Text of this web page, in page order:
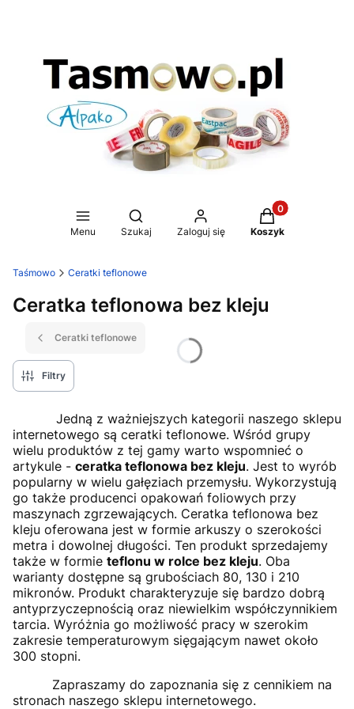
Menu
Otwórz wyszukiwarkę
Szukaj Zaloguj się
Produkty w
Koszyk
Taśmowo Ceratki teflonowe
Ceratka teflonowa bez kleju
Ceratki teflonowe
Filtry
Jedną z ważniejszych kategorii naszego sklepu
internetowego są ceratki teflonowe. Wśród grupy
wielu produktów z tej gamy warto wspomnieć o
artykule - ceratka teflonowa bez kleju. Jest to wyrób
popularny w wielu gałęziach przemysłu. Wykorzystują
go także producenci opakowań foliowych przy
maszynach zgrzewających. Ceratka teflonowa bez
kleju oferowana jest w formie arkuszy o szerokości
metra i dowolnej długości. Ten produkt sprzedajemy
także w formie teflonu w rolce bez kleju. Oba
warianty dostępne są grubościach 80, 130 i 210
mikronów. Produkt charakteryzuje się bardzo dobrą
antyprzyczepnością oraz niewielkim współczynnikiem
tarcia. Wyróżnia go możliwość pracy w szerokim
zakresie temperaturowym sięgającym nawet około
300 stopni.
Zapraszamy do zapoznania się z cennikiem na
stronach naszego sklepu internetowego.